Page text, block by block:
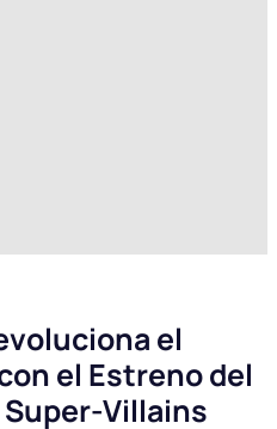
el
el Estreno del
Super-Villains